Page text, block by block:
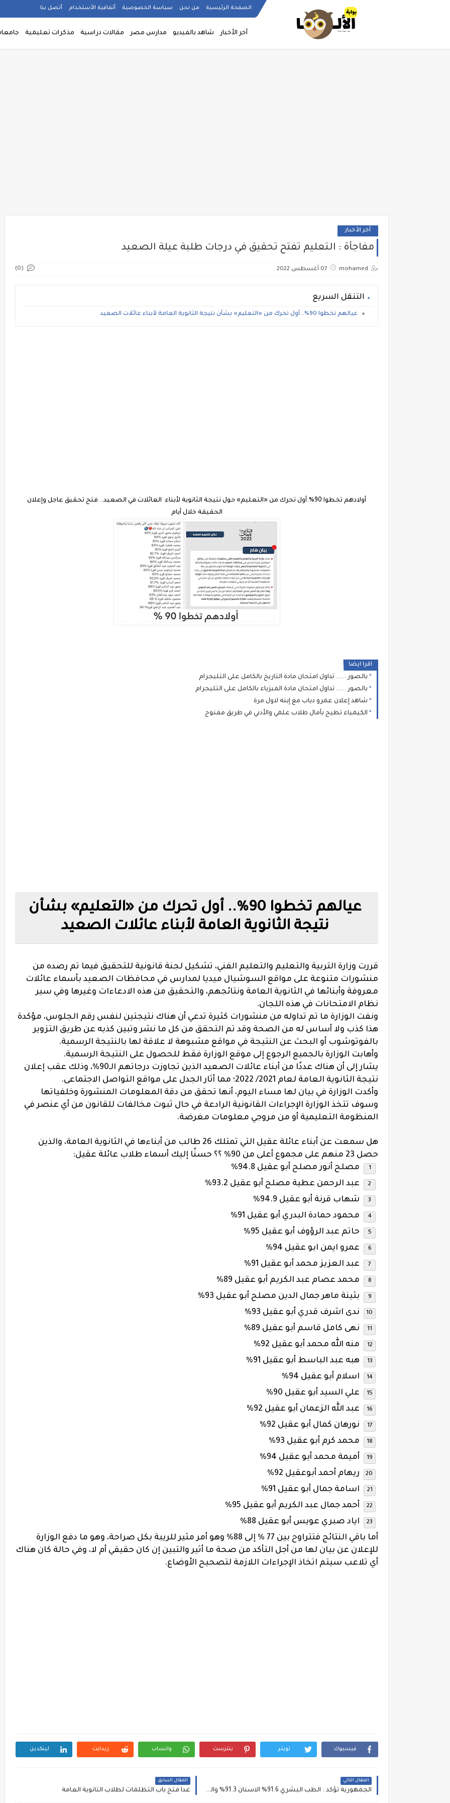
الصفحة الرئيسية من نحن سياسة الخصوصية أتفاقية الأستخدام أتصل بنا
أخر الأخبار شاهد بالفيديو مدارس مصر مقالات دراسية مذكرات تعليمية
أخر الأخبار
مفاجأة : التعليم تفتح تحقيق في درجات طلبة عيلة الصعيد
mohamed 07 أغسطس 2022 (0)
التنقل السريع
عيالهم تخطوا 90%.. أول تحرك من «التعليم» بشأن نتيجة الثانوية العامة لأبناء عائلات الصعيد
أولادهم تخطوا 90%.أول تحرك من «التعليم» حول نتيجة الثانوية لأبناء العائلات في الصعيد.. فتح تحقيق عاجل وإعلان
الحقيقة خلال أيام
اقرا ايضا
بالصور ..... تداول امتحان مادة التاريخ بالكامل على التليجرام
بالصور ..... تداول امتحان مادة الفيزياء بالكامل على التليجرام
شاهد إعلان عمرو دياب مع إبنه لاول مرة
الكيمياء تطيح بآمال طلاب علمي والأدبي في طريق مفنوح
عيالهم تخطوا 90%.. أول تحرك من «التعليم» بشأن
نتيجة الثانوية العامة لأبناء عائلات الصعيد
قررت وزارة التربية والتعليم والتعليم الفني، تشكيل لجنة قانونية للتحقيق فيما تم رصده من
منشورات متنوعة على مواقع السوشيال ميديا لمدارس في محافظات الصعيد بأسماء عائلات
معروفة وأبنائها في الثانوية العامة ونتائجهم، والتحقيق من هذه الادعاءات وغيرها وفي سير
نظام الامتحانات في هذه اللجان.
ونفت الوزارة ما تم تداوله من منشورات كثيرة تدعي أن هناك نتيجتين لنفس رقم الجلوس، مؤكدة
هذا كذب ولا أساس له من الصحة وقد تم التحقق من كل ما نشر وتبين كذبه عن طريق التزوير
بالفوتوشوب أو البحث عن النتيجة في مواقع مشبوهة لا علاقة لها بالنتيجة الرسمية.
وأهابت الوزارة بالجميع الرجوع إلى موقع الوزارة فقط للحصول على النتيجة الرسمية.
يشار إلى أن هناك عددًا من أبناء عائلات الصعيد الذين تجاوزت درجاتهم الـ90%، وذلك عقب إعلان
نتيجة الثانوية العامة لعام 2021/ 2022؛ مما أثار الجدل على مواقع التواصل الاجتماعى.
وأكدت الوزارة في بيان لها مساء اليوم، أنها تحقق من دقة المعلومات المنشورة وخلفياتها
وسوف تتخذ الوزارة الإجراءات القانونية الرادعة في حال ثبوت مخالفات للقانون من أي عنصر في
المنظومة التعليمية أو من مروجي معلومات مغرضة.
هل سمعت عن أبناء عائلة عقيل التي تمتلك 26 طالب من أبناءها في الثانوية العامة، والذين
حصل 23 منهم على مجموع أعلى من 90% ؟؟ حسنًا إليك أسماء طلاب عائلة عقيل:
مصلح أنور مصلح أبو عقيل 94.8%
عبد الرحمن عطية مصلح أبو عقيل 93.2%
شهاب قرنة أبو عقيل 94.9%
محمود حمادة البدري أبو عقيل 91%
حاتم عبد الرؤوف أبو عقيل 95%
عمرو ايمن ابو عقيل 94%
عبد العزيز محمد أبو عقيل 91%
محمد عصام عبد الكريم أبو عقيل 89%
بثينة ماهر جمال الدين مصلح أبو عقيل 93%
ندى اشرف قدري أبو عقيل 93%
نهى كامل قاسم أبو عقيل 89%
منه الله محمد أبو عقيل 92%
هبه عبد الباسط أبو عقيل 91%
اسلام أبو عقيل 94%
علي السيد أبو عقيل 90%
عبد الله الزعمان أبو عقيل 92%
نورهان كمال أبو عقيل 92%
محمد كرم أبو عقيل 93%
أميمة محمد أبو عقيل 94%
ريهام أحمد أبوعقيل 92%
اسامة جمال أبو عقيل 91%
أحمد جمال عبد الكريم أبو عقيل 95%
اياد صبري عويس أبو عقيل 88%
أما باقي النتائج فتتراوح بين 77 % إلى 88% وهو أمر مثير للريبة بكل صراحة، وهو ما دفع الوزارة
للإعلان عن بيان لها من أجل التأكد من صحة ما أثير والتبين إن كان حقيقي أم لا، وفي حالة كان هناك
أي تلاعب سيتم اتخاذ الإجراءات اللازمة لتصحيح الأوضاع.
فيسبوك تويتر بنترست واتساب ريدايت لينكدين
المقال التالي
الجمهورية تؤكد : الطب البشري 91.6% الاسنان 91.3% والعلاج الطبيعي 90.3% والصيدلة 89.8% والهندسة مرحله ثانيه
المقال السابق
غدا فتح باب التظلمات لطلاب الثانوية العامة